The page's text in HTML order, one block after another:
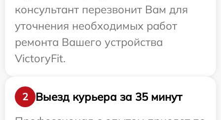
консультант перезвонит Вам для
уточнения необходимых работ
ремонта Вашего устройства
VictoryFit.
2
Выезд курьера за 35 минут